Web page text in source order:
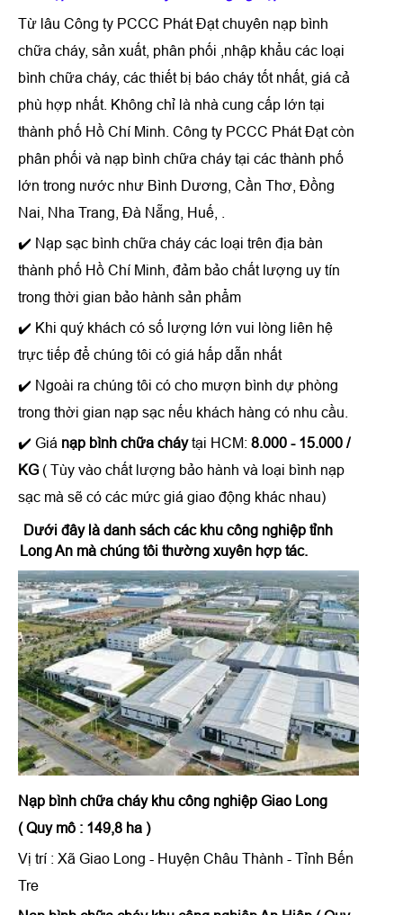
Từ lâu Công ty PCCC Phát Đạt chuyên nạp bình
chữa cháy, sản xuất, phân phối ,nhập khẩu các loại
bình chữa cháy, các thiết bị báo cháy tốt nhất, giá cả
phù hợp nhất. Không chỉ là nhà cung cấp lớn tại
thành phố Hồ Chí Minh. Công ty PCCC Phát Đạt còn
phân phối và nạp bình chữa cháy tại các thành phố
lớn trong nước như Bình Dương, Cần Thơ, Đồng
Nai, Nha Trang, Đà Nẵng, Huế, .
✔️ Nạp sạc bình chữa cháy các loại trên địa bàn
thành phố Hồ Chí Minh, đảm bảo chất lượng uy tín
trong thời gian bảo hành sản phẩm
✔️ Khi quý khách có số lượng lớn vui lòng liên hệ
trực tiếp để chúng tôi có giá hấp dẫn nhất
✔️ Ngoài ra chúng tôi có cho mượn bình dự phòng
trong thời gian nạp sạc nếu khách hàng có nhu cầu.
✔️ Giá nạp bình chữa cháytại HCM: 8.000 - 15.000 /
KG( Tùy vào chất lượng bảo hành và loại bình nạp
sạc mà sẽ có các mức giá giao động khác nhau)
Dưới đây là danh sách các khu công nghiệp tỉnh
Long An mà chúng tôi thường xuyên hợp tác.
Nạp bình chữa cháy khu công nghiệp Giao Long
( Quy mô : 149,8 ha )
Vị trí : Xã Giao Long - Huyện Châu Thành - Tỉnh Bến
Tre